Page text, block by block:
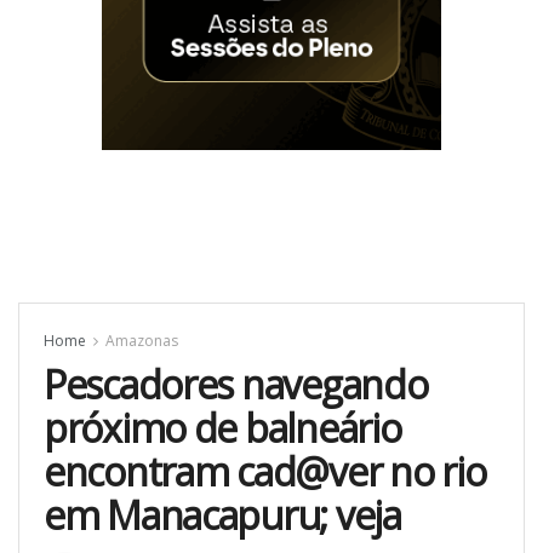
Home Amazonas
Pescadores navegando
próximo de balneário
encontram cad@ver no rio
em Manacapuru; veja